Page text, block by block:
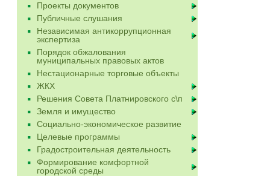
Проекты документов
Публичные слушания
Независимая антикоррупционная
экспертиза
Порядок обжалования
муниципальных правовых актов
Нестационарные торговые объекты
ЖКХ
Решения Совета Платнировского с\п
Земля и имущество
Социально-экономическое развитие
Целевые программы
Градостроительная деятельность
Формирование комфортной
городской среды